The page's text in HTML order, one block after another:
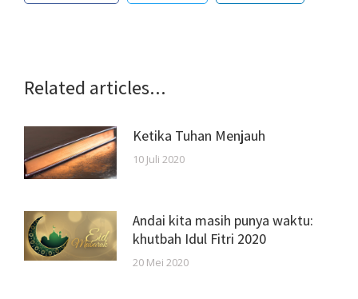
Related articles...
Ketika Tuhan Menjauh
10 Juli 2020
Andai kita masih punya waktu:
khutbah Idul Fitri 2020
20 Mei 2020